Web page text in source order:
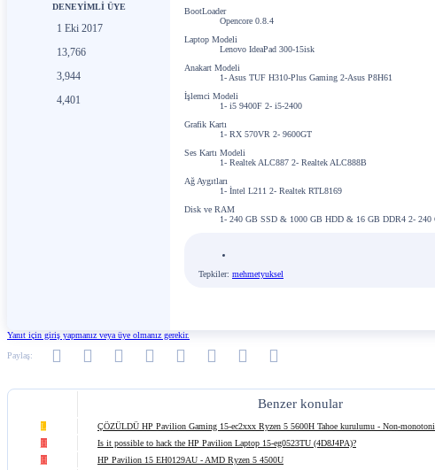
DENEYİMLİ ÜYE
1 Eki 2017
13,766
3,944
4,401
BootLoader
Opencore 0.8.4
Laptop Modeli
Lenovo IdeaPad 300-15isk
Anakart Modeli
1- Asus TUF H310-Plus Gaming 2-Asus P8H61
İşlemci Modeli
1- i5 9400F 2- i5-2400
Grafik Kartı
1- RX 570VR 2- 9600GT
Ses Kartı Modeli
1- Realtek ALC887 2- Realtek ALC888B
Ağ Aygıtları
1- İntel L211 2- Realtek RTL8169
Disk ve RAM
1- 240 GB SSD & 1000 GB HDD & 16 GB DDR4 2-
Tepkiler: mehmetyuksel
Yanıt için giriş yapmanız veya üye olmanız gerekir.
Paylaş: FacebookTwitter Reddit PinterestTumblr WhatsApp
E-posta
Benzer konular
L ÇÖZÜLDÜ HP Pavilion Gaming 15-ec2xxx Ryzen 5 5600H Tahoe kurulumu - Non-
H
Is it possible to hack the HP Pavilion Laptop 15-eg0523TU (4D8J4PA)?
H
HP Pavilion 15 EH0129AU - AMD Ryzen 5 4500U